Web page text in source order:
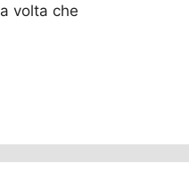
volta che